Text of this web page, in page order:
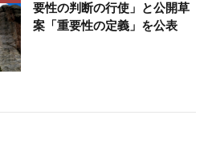
要性の判断の行使」と公開草
案「重要性の定義」を公表